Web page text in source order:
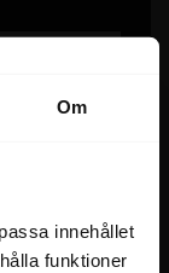
Om
innehållet
funktioner